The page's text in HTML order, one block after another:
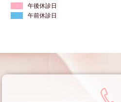
午後休診日
午前休診日